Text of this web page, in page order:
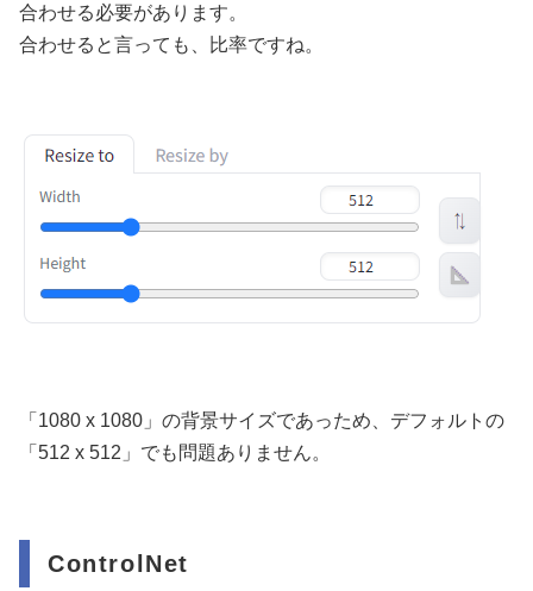
合わせる必要があります。
合わせると言っても、比率ですね。
「1080 x 1080」の背景サイズであっため、デフォルトの
「512 x 512」でも問題ありません。
ControlNet